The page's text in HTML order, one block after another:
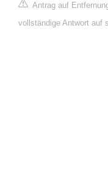
Antrag auf
vollständige Antwort auf